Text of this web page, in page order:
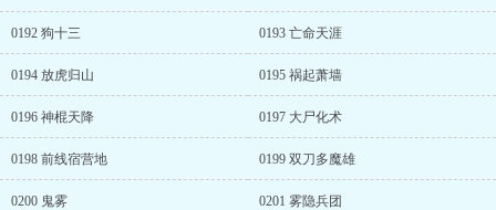
0192 狗十三 0193 亡命天涯
0194 放虎归山 0195 祸起萧墙
0196 神棍天降 0197 大尸化术
0198 前线宿营地 0199 双刀多魔雄
0200 鬼雾 0201 雾隐兵团